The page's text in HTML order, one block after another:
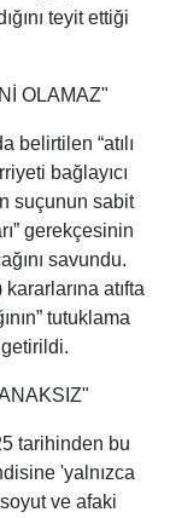
teyit ettiği
OLAMAZ"
belirtilen “atılı
bağlayıcı
suçunun sabit
gerekçesinin
savundu.
atıfta
tutuklama
tarihinden bu
'yalnızca
ve afaki